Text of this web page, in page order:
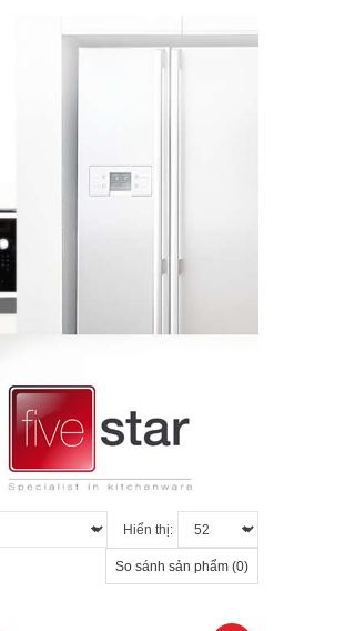
Hiển thị:
So sánh sản phẩm (0)